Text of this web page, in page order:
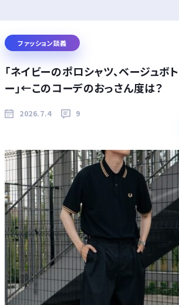
ファッション談義
「ネイビーのポロシャツ、ベージュボ
ー」←このコーデのおっさん度は？
2026.7.4 9